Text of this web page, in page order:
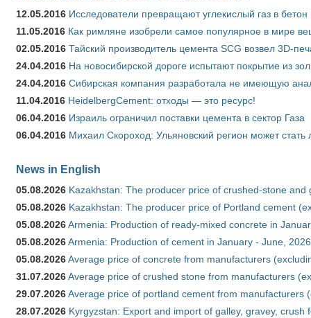
12.05.2016 Исследователи превращают углекислый газ в бетон
11.05.2016 Как римляне изобрели самое популярное в мире
02.05.2016 Тайский производитель цемента SCG возвел 3D-
24.04.2016 На новосибирской дороге испытают покрытие из
24.04.2016 Сибирская компания разработала не имеющую
11.04.2016 HeidelbergCement: отходы — это ресурс!
06.04.2016 Израиль ограничил поставки цемента в сектор Газа
06.04.2016 Михаил Скороход: Ульяновский регион может
News in English
05.08.2026 Kazakhstan: The producer price of crushed-stone and
05.08.2026 Kazakhstan: The producer price of Portland cement
05.08.2026Armenia: Production of ready-mixed concrete in
05.08.2026Armenia: Production of cement in January - June, 2026
05.08.2026Average price of concrete from manufacturers
31.07.2026Average price of crushed stone from manufacturers
29.07.2026Average price of portland cement from manufacturers
28.07.2026 Kyrgyzstan: Export and import of galley, gravey,